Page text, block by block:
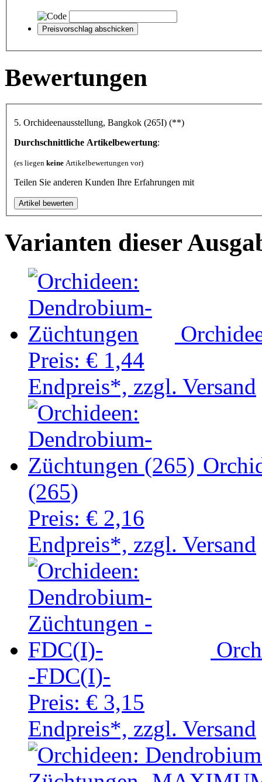
Bewertungen
5. Orchideenausstellung, Bangkok (265I) (**)
Durchschnittliche Artikelbewertung:
(es liegen keine Artikelbewertungen vor)
Teilen Sie anderen Kunden Ihre Erfahrungen mit
Varianten dieser
Preis: € 1,44
Endpreis*, zzgl. Versand
(265)
Preis: € 2,16
Endpreis*, zzgl. Versand
-FDC(I)-
Preis: € 3,15
Endpreis*, zzgl. Versand